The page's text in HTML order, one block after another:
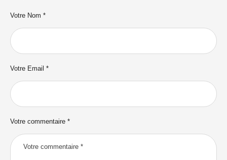
Votre commentaire *
Votre Nom *
Votre Email *